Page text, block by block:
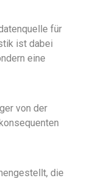
für
ist dabei
eine
von der
die